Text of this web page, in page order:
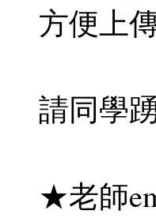
方便上
請同學
★老師